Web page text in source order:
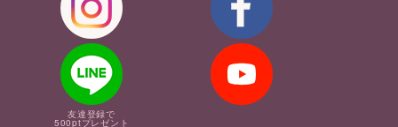
友達登録で
500ptプレゼント